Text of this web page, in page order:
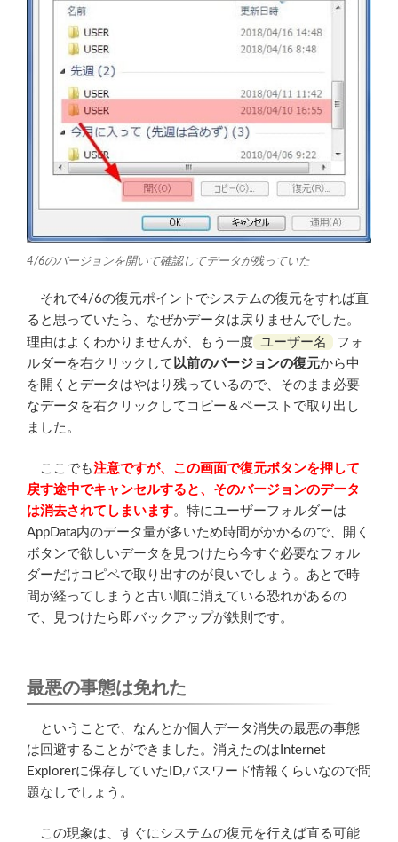
4/6のバージョンを開いて確認してデータが残っていた
それで4/6の復元ポイントでシステムの復元をすれば直
ると思っていたら、なぜかデータは戻りませんでした。
理由はよくわかりませんが、もう一度 ユーザー名
フォ
ルダーを右クリックして 以前のバージョンの復元から中
を開くとデータはやはり残っているので、そのまま必要
なデータを右クリックしてコピー＆ペーストで取り出し
ました。
ここでも注意ですが、この画面で復元ボタンを押して
戻す途中でキャンセルすると、そのバージョンのデータ
は消去されてしまいます。特にユーザーフォルダーは
AppData内のデータ量が多いため時間がかかるので、開く
ボタンで欲しいデータを見つけたら今すぐ必要なフォル
ダーだけコピペで取り出すのが良いでしょう。あとで時
間が経ってしまうと古い順に消えている恐れがあるの
で、見つけたら即バックアップが鉄則です。
最悪の事態は免れた
ということで、なんとか個人データ消失の最悪の事態
は回避することができました。消えたのはInternet
Explorerに保存していたID,パスワード情報くらいなので問
題なしでしょう。
この現象は、すぐにシステムの復元を行えば直る可能